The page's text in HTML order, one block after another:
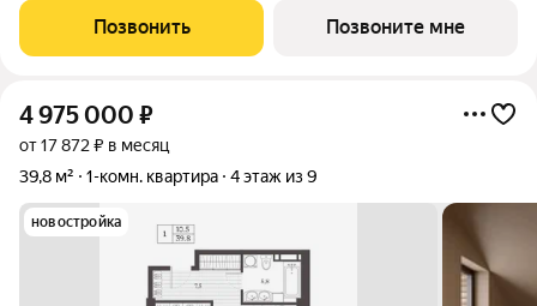
Позвонить Позвоните мне
4 975 000 ₽
от 17 872 ₽ в месяц
39,8 м²
1-комн. квартира 4 этаж из 9
новостройка